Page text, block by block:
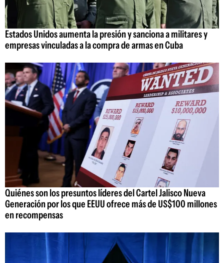
Estados Unidos aumenta la presión y sanciona a militares y
empresas vinculadas a la compra de armas en Cuba
Quiénes son los presuntos líderes del Cartel Jalisco Nueva
Generación por los que EEUU ofrece más de US$100 millones
en recompensas